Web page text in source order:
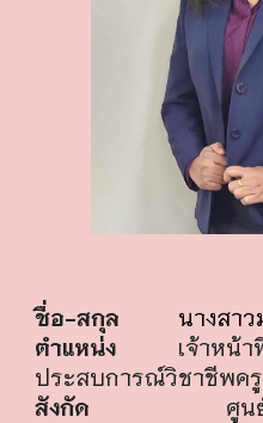
ชื่อ-สกุล
นางสา
ตำแหน่ง
เจ้าหน้า
ประสบการณ์วิชาชีพครู
สังกัด
ศูน